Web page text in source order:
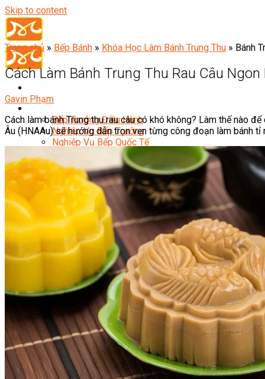
Skip to content
Bếp Trưởng Điều Hành
Nghiệp Vụ Bếp Trưởng
Nghiệp Vụ Bếp Quốc Tế
Nghiệp Vụ Bếp Trưởng Bếp Việt
Nghiệp Vụ Bếp Trưởng Bếp Âu
Nghiệp Vụ Bếp Trưởng Bếp Á
Nghiệp Vụ Bếp Trưởng Bếp Nhật
Nghiệp Vụ Bếp Trưởng Bếp Hoa
Nghiệp Vụ Bếp Hàn
Nghiệp Vụ Bếp Thái
Nghiệp Vụ Bếp Chay
Nghiệp Vụ Quản Lý Bếp
Nghiệp Vụ Cấp Dưỡng
Nghiệp Vụ Bếp Phụ
Điểm Tâm Hồng Kông
Eat Clean
Food Stylist
Master Class
Bếp Gia Đình
Học Nấu Ăn Mở Quán
Chuyên Đề Bếp Nóng
Khởi Sự Kinh Doanh Ngành F&B
Khởi Sự Kinh Doanh Nhà Hàng
Trang chủ » Bếp Bánh » Khóa Học Làm Bánh Trung Thu » Bánh
Cách Làm Bánh Trung Thu Rau Câu
Gavin Phạm
Cách làm bánh Trung thu rau câu có khó không? Làm thế nào
Âu (HNAAu) sẽ hướng dẫn trọn vẹn từng công đoạn làm bánh